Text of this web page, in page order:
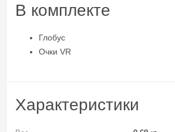
В комплекте
Глобус
Очки VR
Характеристики